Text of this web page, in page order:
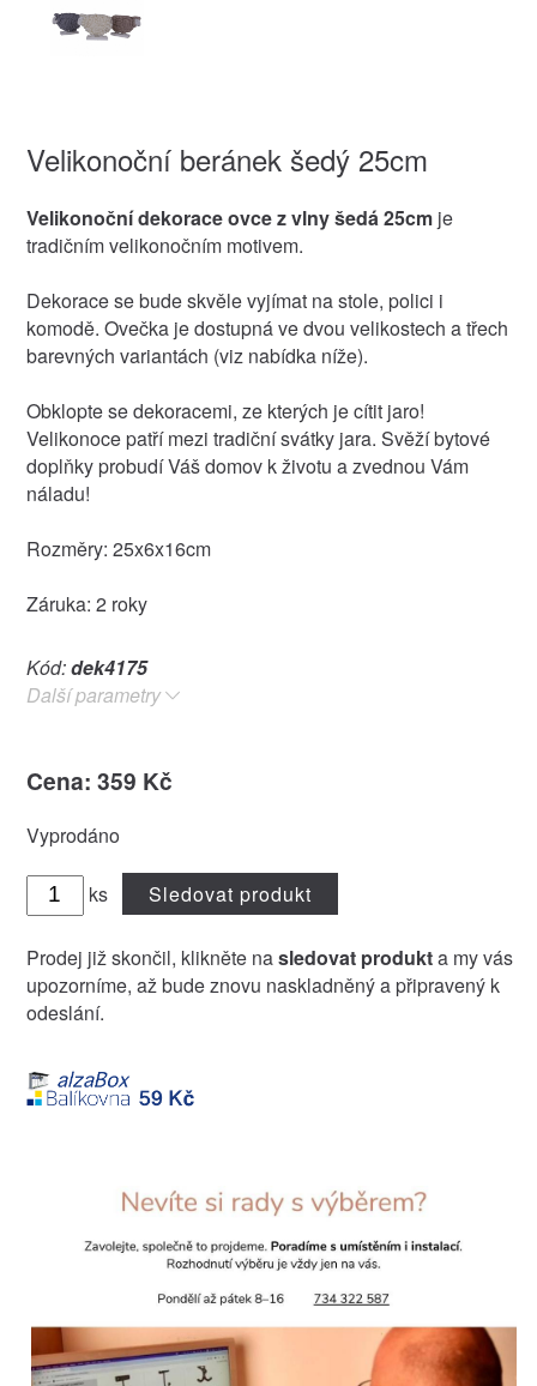
Velikonoční beránek šedý 25cm
Velikonoční dekorace ovce z vlny šedá 25cmje
tradičním velikonočním motivem.
Dekorace se bude skvěle vyjímat na stole, polici i
komodě. Ovečka je dostupná ve dvou velikostech a třech
barevných variantách (viz nabídka níže).
Obklopte se dekoracemi, ze kterých je cítit jaro!
Velikonoce patří mezi tradiční svátky jara. Svěží bytové
doplňky probudí Váš domov k životu a zvednou Vám
náladu!
Rozměry: 25x6x16cm
Záruka: 2 roky
Kód:dek4175
Další parametry
Cena: 359 Kč
Vyprodáno
ks Sledovat produkt
Prodej již skončil, klikněte nasledovat produkta my vás
upozorníme, až bude znovu naskladněný a připravený k
odeslání.